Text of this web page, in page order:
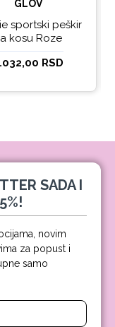
GLOV
sportski peškir
kosu Roze
RSD
SADA I
novim
za popust i
samo